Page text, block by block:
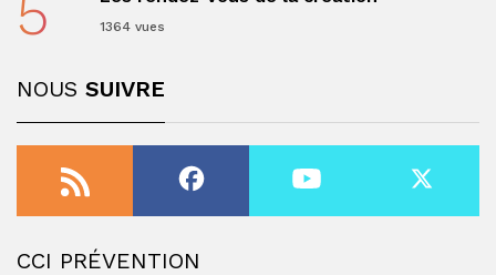
1364 vues
NOUS SUIVRE
CCI PRÉVENTION